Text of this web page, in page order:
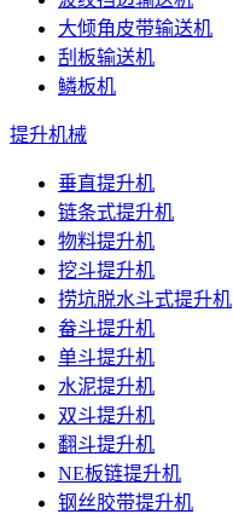
大倾角皮带输送机
刮板输送机
鳞板机
提升机械
垂直提升机
链条式提升机
物料提升机
挖斗提升机
捞坑脱水斗式提升机
畚斗提升机
单斗提升机
水泥提升机
双斗提升机
翻斗提升机
NE板链提升机
钢丝胶带提升机